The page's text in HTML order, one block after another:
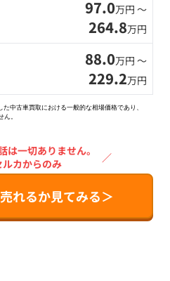
97.0万円 〜
264.8万円
88.0万円 〜
229.2万円
中古車買取における一般的な相場価格であり、
ん。
は一切ありません。
カからのみ
／
れるか見てみる＞